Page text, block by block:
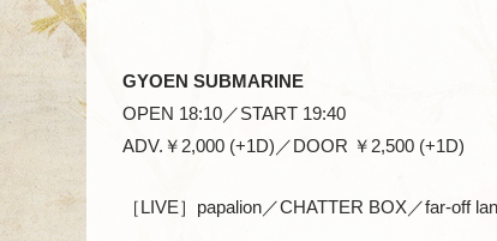
GYOEN SUBMARINE
OPEN 18:10／START 19:40
ADV.￥2,000 (+1D)／DOOR ￥2,500 (+1D)
［LIVE］papalion／CHATTER BOX／far-off